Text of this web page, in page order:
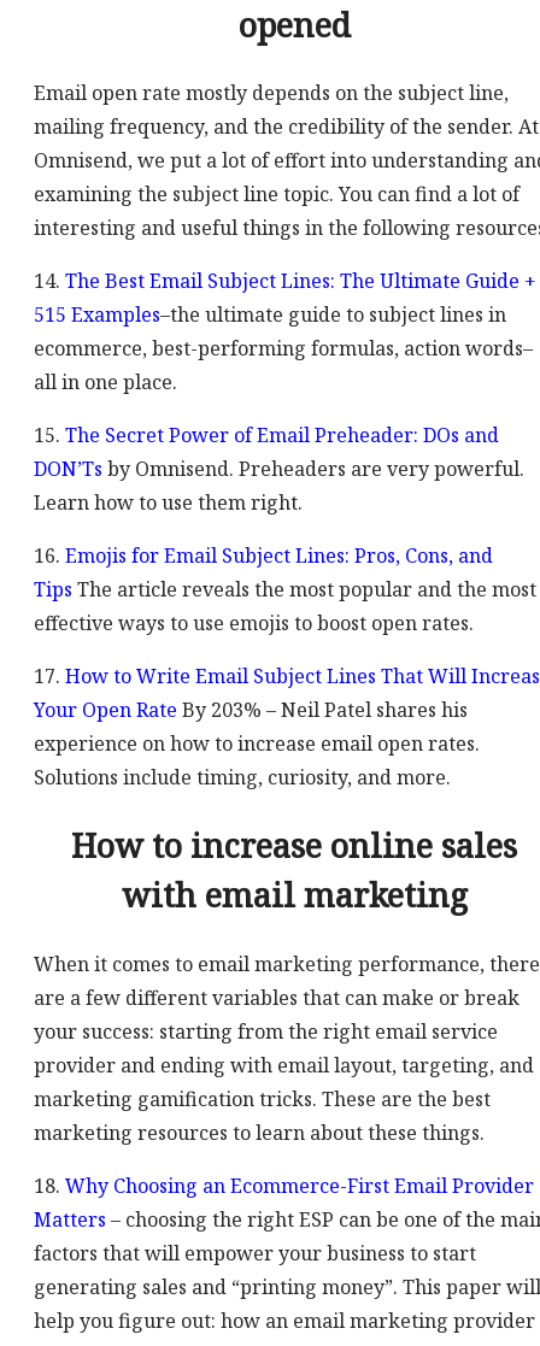
opened
Email open rate mostly depends on the subject line,
mailing frequency, and the credibility of the sender. At
Omnisend, we put a lot of effort into understanding
examining the subject line topic. You can find a lot of
interesting and useful things in the following
14. The Best Email Subject Lines: The Ultimate Guide +
515 Examples–the ultimate guide to subject lines in
ecommerce, best-performing formulas, action words–
all in one place.
15. The Secret Power of Email Preheader: DOs and
DON’Ts by Omnisend. Preheaders are very powerful.
Learn how to use them right.
16. Emojis for Email Subject Lines: Pros, Cons, and
Tips The article reveals the most popular and the most
effective ways to use emojis to boost open rates.
17. How to Write Email Subject Lines That Will
Your Open Rate By 203% – Neil Patel shares his
experience on how to increase email open rates.
Solutions include timing, curiosity, and more.
How to increase online sales
with email marketing
When it comes to email marketing performance, there
are a few different variables that can make or break
your success: starting from the right email service
provider and ending with email layout, targeting, and
marketing gamification tricks. These are the best
marketing resources to learn about these things.
18. Why Choosing an Ecommerce-First Email Provider
Matters – choosing the right ESP can be one of the
factors that will empower your business to start
generating sales and “printing money”. This paper will
help you figure out: how an email marketing provider